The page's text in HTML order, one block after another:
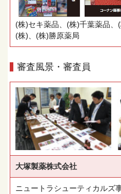
(株)セキ薬品、(株)千葉薬品
(株)、(株)勝原薬局
審査風景・審査員
大塚製薬株式会社
ニュートラシューティカル